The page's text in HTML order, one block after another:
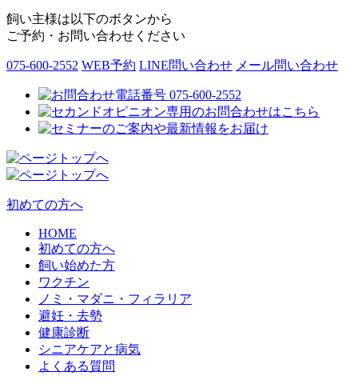
飼い主様は以下のボタンから
ご予約・お問い合わせください
075-600-2552 WEB予約 LINE問い合わせ メール問い合わせ
初めての方へ
HOME
初めての方へ
飼い始めた方
ワクチン
ノミ・マダニ・フィラリア
避妊・去勢
健康診断
シニアケアと病気
よくある質問